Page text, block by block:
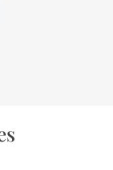
Or rose 18ct
printanier - Or rose
vie printanier
"anglaise" - Or
- Or rose
fil carré - Or